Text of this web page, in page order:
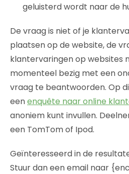
geluisterd wordt naar de
De vraag is niet of je
plaatsen op de website, de
klantervaringen op websites
momenteel bezig met een
vraag te beantwoorden. Op
eenenquête naar online
anoniem kunt invullen.
een TomTom of Ipod.
Geïnteresseerd in de
Stuur dan een email naar